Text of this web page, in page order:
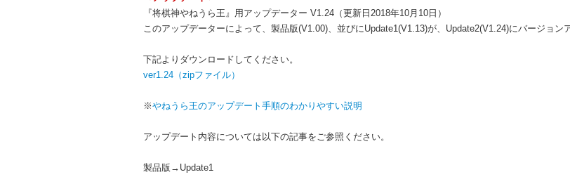
『将棋神やねうら王』用アップデーター V1.24（更新日2018年10月10日）
このアップデーターによって、製品版(V1.00)、並びにUpdate1(V1.13)が、Update2(V1.24)にバージョン
下記よりダウンロードしてください。
ver1.24（zipファイル）
※やねうら王のアップデート手順のわかりやすい説明
アップデート内容については以下の記事をご参照ください。
製品版→Update1